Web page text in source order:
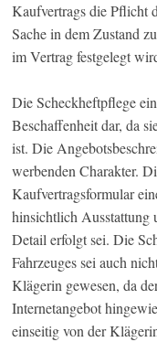
Kaufvertrags die Pflicht
Sache in dem Zustand
im Vertrag festgelegt
Die Scheckheftpflege
Beschaffenheit dar, da
ist. Die
werbenden Charakter.
Kaufvertragsformular
hinsichtlich Ausstattung
Detail erfolgt sei. Die
Fahrzeuges sei auch
Klägerin gewesen, da
Internetangebot
einseitig von der